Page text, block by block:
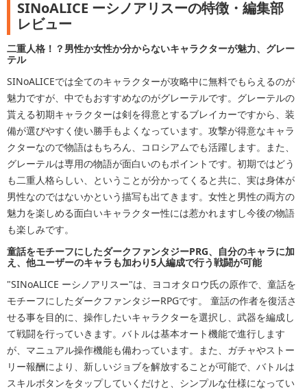
SINoALICE ーシノアリスーの特徴・編集部
レビュー
二重人格！？男性か女性か分からないキャラクターが魅力、グレー
テル
SINoALICEでは全てのキャラクターが攻略中に無料でもらえるのが
魅力ですが、中でもおすすめなのがグレーテルです。グレーテルの
貰える初期キャラクターは剣を得意とするブレイカーですから、装
備が選びやすく使い勝手もよくなっています。攻撃が得意なキャラ
クターなので物語はもちろん、コロシアムでも活躍します。また、
グレーテルは専用の物語が面白いのもポイントです。初期ではどう
も二重人格らしい、ということが分かってくると共に、実は身体が
男性なのではないかという描写も出てきます。女性と男性の両方の
魅力を楽しめる面白いキャラクター性には惹かれますし今後の物語
も楽しみです。
童話をモチーフにしたダークファンタジーPRG、自分のキャラに加
え、他ユーザーのキャラも加わり5人編成で行う戦闘が可能
"SINoALICE ーシノアリスー"は、ヨコオタロウ氏の原作で、童話を
モチーフにしたダークファンタジーRPGです。 童話の作者を復活さ
せる事を目的に、操作したいキャラクターを選択し、武器を編成し
て戦闘を行っていきます。バトルは基本オート機能で進行します
が、マニュアル操作機能も備わっています。また、ガチャやストー
リー報酬により、新しいジョブを解放することが可能で、バトルは
スキルボタンをタップしていくだけと、シンプルな仕様になってい